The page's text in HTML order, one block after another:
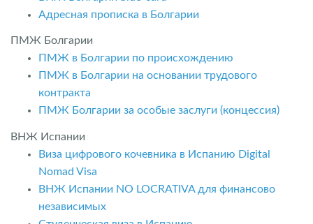
Адресная прописка в Болгарии
ПМЖ Болгарии
ПМЖ в Болгарии по происхождению
ПМЖ в Болгарии на основании трудового
контракта
ПМЖ Болгарии за особые заслуги (концессия)
ВНЖ Испании
Виза цифрового кочевника в Испанию Digital
Nomad Visa
ВНЖ Испании NO LOCRATIVA для финансово
независимых